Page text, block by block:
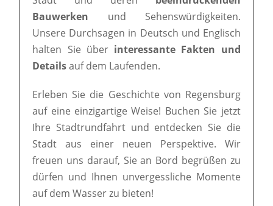
Bauwerken und Sehenswürdigkeiten.
Unsere Durchsagen in Deutsch und Englisch
halten Sie über interessante Fakten und
Detailsauf dem Laufenden.
Erleben Sie die Geschichte von Regensburg
auf eine einzigartige Weise! Buchen Sie jetzt
Ihre Stadtrundfahrt und entdecken Sie die
Stadt aus einer neuen Perspektive. Wir
freuen uns darauf, Sie an Bord begrüßen zu
dürfen und Ihnen unvergessliche Momente
auf dem Wasser zu bieten!